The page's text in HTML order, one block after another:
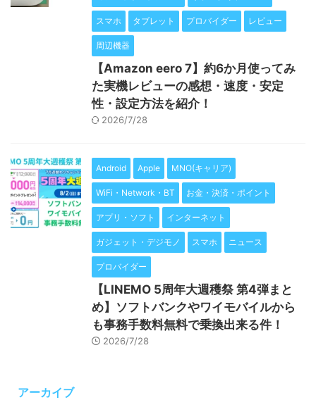
スマホ タブレット プロバイダー レビュー
周辺機器
【Amazon eero 7】約6か月使ってみ
た実機レビューの感想・速度・安定
性・設定方法を紹介！
2026/7/28
Android Apple MNO(キャリア)
WiFi・Network・BT お金・決済・ポイント
アプリ・ソフト インターネット
ガジェット・デジモノ スマホ ニュース
プロバイダー
【LINEMO 5周年大週穫祭 第4弾まと
め】ソフトバンクやワイモバイルから
も事務手数料無料で乗換出来る件！
2026/7/28
アーカイブ